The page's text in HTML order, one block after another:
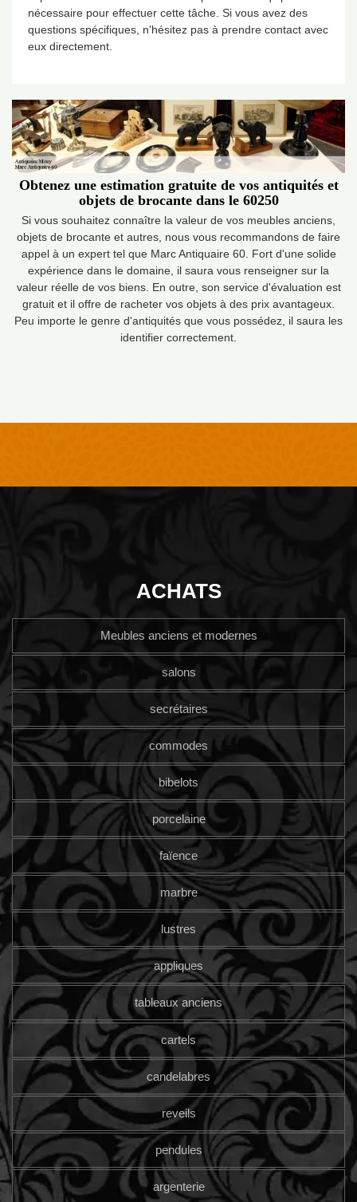
nécessaire pour effectuer cette tâche. Si vous avez des
questions spécifiques, n'hésitez pas à prendre contact avec
eux directement.
Obtenez une estimation gratuite de vos antiquités et
objets de brocante dans le 60250
Si vous souhaitez connaître la valeur de vos meubles anciens,
objets de brocante et autres, nous vous recommandons de faire
appel à un expert tel que Marc Antiquaire 60. Fort d'une solide
expérience dans le domaine, il saura vous renseigner sur la
valeur réelle de vos biens. En outre, son service d'évaluation est
gratuit et il offre de racheter vos objets à des prix avantageux.
Peu importe le genre d'antiquités que vous possédez, il saura les
identifier correctement.
ACHATS
Meubles anciens et modernes
salons
secrétaires
commodes
bibelots
porcelaine
faïence
marbre
lustres
appliques
tableaux anciens
cartels
candelabres
reveils
pendules
argenterie